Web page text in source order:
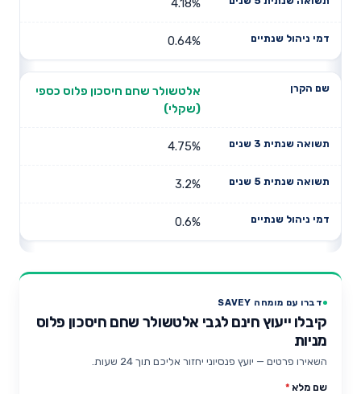
0.64%
אלטשולר שחם חיסכון פלוס כספי
(שקלי)
4.75%
3.2%
0.6%
דברו עם מומחה SAVEY
קיבלו ייעוץ חינם לגבי אלטשולר שחם חיסכון פלוס
מניות
השאירו פרטים — יועץ פנסיוני יחזור אליכם תוך 24 שעות.
שם מלא *